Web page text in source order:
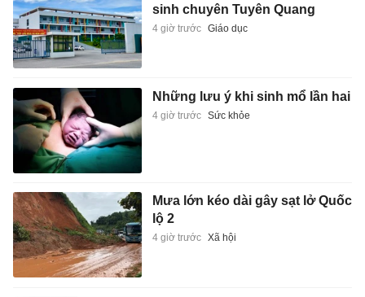
sinh chuyên Tuyên Quang
4 giờ trước Giáo dục
Những lưu ý khi sinh mổ lần hai
4 giờ trước Sức khỏe
Mưa lớn kéo dài gây sạt lở Quốc
lộ 2
4 giờ trước Xã hội